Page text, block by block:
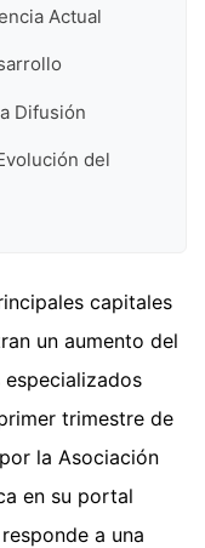
Actual
Difusión
del
capitales
un aumento del
trimestre de
la Asociación
en su portal
a una